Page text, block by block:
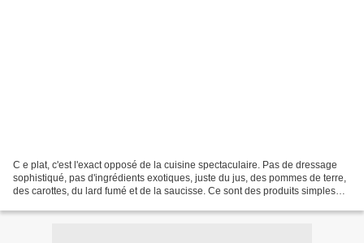
C e plat, c'est l'exact opposé de la cuisine spectaculaire. Pas de dressage
sophistiqué, pas d'ingrédients exotiques, juste du jus, des pommes de terre,
des carottes, du lard fumé et de la saucisse. Ce sont des produits simples